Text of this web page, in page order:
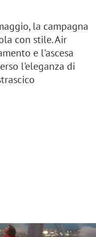
la campagna
con stile. Air
e l'ascesa
l'eleganza di